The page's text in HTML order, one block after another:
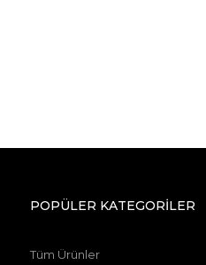
POPÜLER KATEGORİLER
Tüm Ürünler